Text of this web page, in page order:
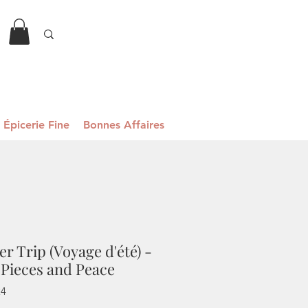
Épicerie Fine Bonnes Affaires
Trip (Voyage d'été) -
and Peace